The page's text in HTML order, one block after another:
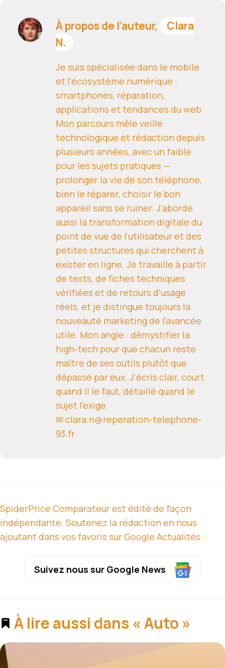
À propos de l’auteur,
Clara
N.
Je suis spécialisée dans le mobile
et l'écosystème numérique :
smartphones, réparation,
applications et tendances du web.
Mon parcours mêle veille
technologique et rédaction depuis
plusieurs années, avec un faible
pour les sujets pratiques —
prolonger la vie de son téléphone,
bien le réparer, choisir le bon
appareil sans se ruiner. J'aborde
aussi la transformation digitale du
point de vue de l'utilisateur et des
petites structures qui cherchent à
exister en ligne. Je travaille à partir
de tests, de fiches techniques
vérifiées et de retours d'usage
réels, et je distingue toujours la
nouveauté marketing de l'avancée
utile. Mon angle : démystifier la
high-tech pour que chacun reste
maître de ses outils plutôt que
dépassé par eux. J'écris clair, court
quand il le faut, détaillé quand le
sujet l'exige.
✉ clara.n@reperation-telephone-
93.fr
SpiderPrice Comparateur est édité de façon
indépendante. Soutenez la rédaction en nous
ajoutant dans vos favoris sur Google Actualités :
Suivez nous sur Google News
À lire aussi dans « Auto »